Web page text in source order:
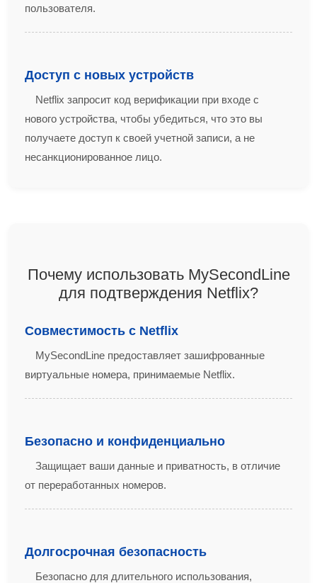
пользователя.
Доступ с новых устройств
Netflix запросит код верификации при входе с
нового устройства, чтобы убедиться, что это вы
получаете доступ к своей учетной записи, а не
несанкционированное лицо.
Почему использовать MySecondLine
для подтверждения Netflix?
Совместимость с Netflix
MySecondLine предоставляет зашифрованные
виртуальные номера, принимаемые Netflix.
Безопасно и конфиденциально
Защищает ваши данные и приватность, в отличие
от переработанных номеров.
Долгосрочная безопасность
Безопасно для длительного использования,